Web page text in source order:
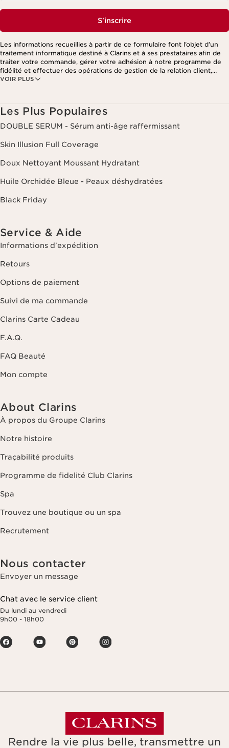
S'inscrire
VOIR PLUS
Les informations recueillies à partir de ce formulaire font l’objet d’un
traitement informatique destiné à Clarins et à ses prestataires afin de
traiter votre commande, gérer votre adhésion à notre programme de
fidélité et effectuer des opérations de gestion de la relation client,
notamment pour vous adresser des offres personnalisées en fonction
Les Plus Populaires
DOUBLE SERUM - Sérum anti-âge raffermissant
Skin Illusion Full Coverage
Doux Nettoyant Moussant Hydratant
Huile Orchidée Bleue - Peaux déshydratées
Black Friday
Service & Aide
Informations d'expédition
Retours
Options de paiement
Suivi de ma commande
Clarins Carte Cadeau
F.A.Q.
FAQ Beauté
Mon compte
About Clarins
À propos du Groupe Clarins
Notre histoire
Traçabilité produits
Programme de fidelité Club Clarins
Spa
Trouvez une boutique ou un spa
Recrutement
Nous contacter
Envoyer un message
Chat avec le service client
Du lundi au vendredi
9h00 - 18h00
Rendre la vie plus belle, transmettre un